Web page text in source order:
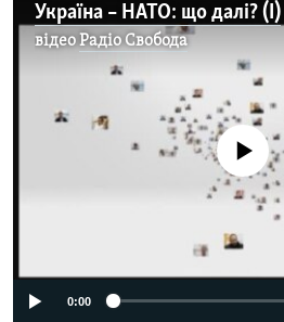
СПЕЦПРОЄКТИ
ПОДКАСТИ
КРИМ РЕАЛІЇ
Україна – НАТО: що далі? (I)
відеоРадіо Свобода
No media source
0:00